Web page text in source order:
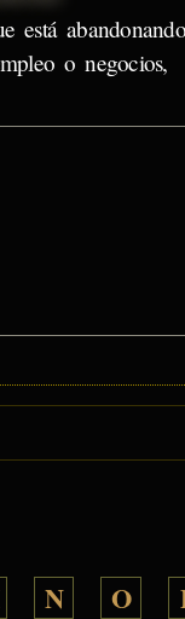
está
o negocios,
N O